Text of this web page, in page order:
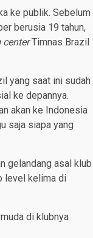
ke publik. Sebelum
berusia 19 tahun,
centerTimnas Brazil
yang saat ini sudah
ke depannya.
akan ke Indonesia
saja siapa yang
gelandang asal klub
level kelima di
di klubnya